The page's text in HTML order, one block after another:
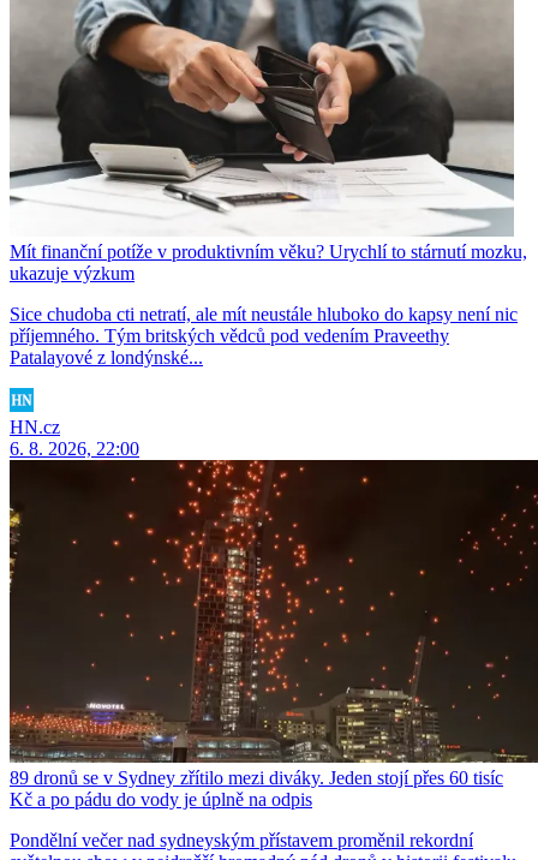
Mít finanční potíže v produktivním věku? Urychlí to stárnutí mozku,
ukazuje výzkum
Sice chudoba cti netratí, ale mít neustále hluboko do kapsy není nic
příjemného. Tým britských vědců pod vedením Praveethy
Patalayové z londýnské...
HN.cz
6. 8. 2026, 22:00
89 dronů se v Sydney zřítilo mezi diváky. Jeden stojí přes 60 tisíc
Kč a po pádu do vody je úplně na odpis
Pondělní večer nad sydneyským přístavem proměnil rekordní